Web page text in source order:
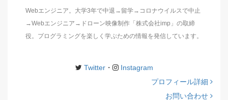
Webエンジニア。大学3年で中退→留学→コロナウイルスで中止
→Webエンジニア→ドローン映像制作「株式会社imp」の取締
役。プログラミングを楽しく学ぶための情報を発信しています。
Twitter・
Instagram
プロフィール詳細
お問い合わせ